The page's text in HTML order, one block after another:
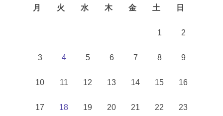
月 火 水 木 金 土 日
1 2
3 4 5 6 7 8 9
10 11 12 13 14 15 16
17 18 19 20 21 22 23